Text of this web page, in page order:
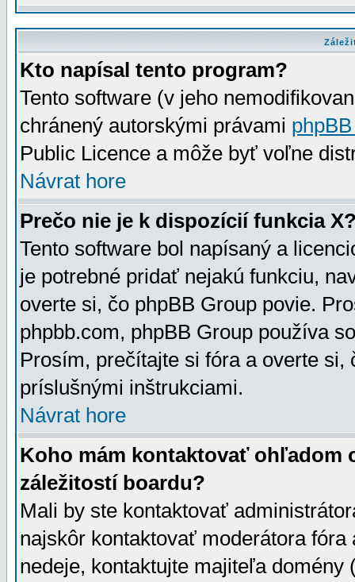
Kto napísal tento program?
Tento software (v jeho
chránený autorskými právami
Public Licence a môže byť voľne
Návrat hore
Prečo nie je k dispozícií funkcia
Tento software bol napísaný a
je potrebné pridať nejakú funkciu,
overte si, čo phpBB Group povie.
phpbb.com, phpBB Group používa
Prosím, prečítajte si fóra a overte
príslušnými inštrukciami.
Návrat hore
Koho mám kontaktovať ohľadom
záležitostí boardu?
Mali by ste kontaktovať
najskôr kontaktovať moderátora
nedeje, kontaktujte majiteľa